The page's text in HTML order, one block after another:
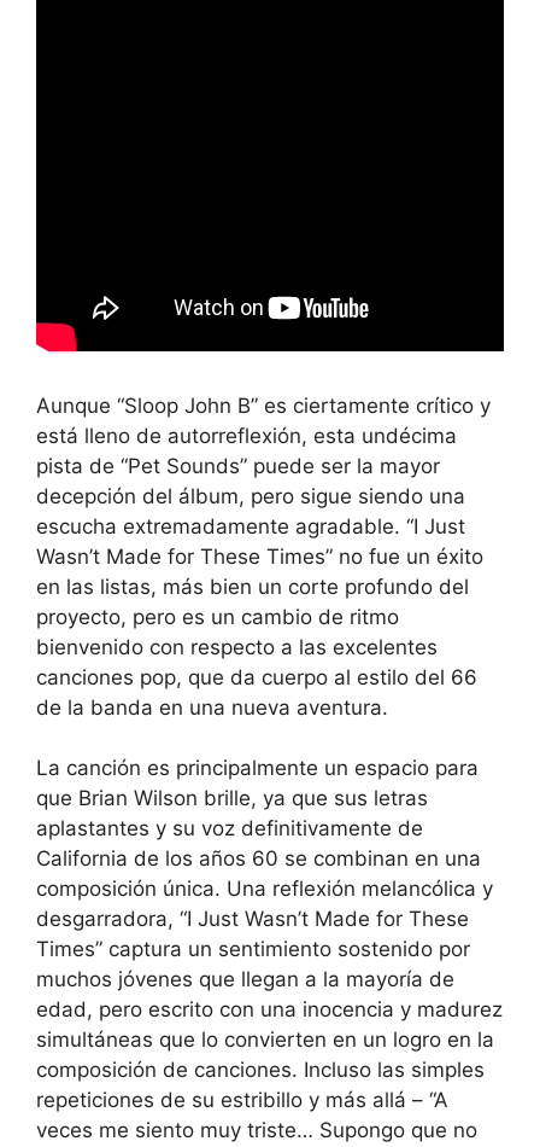
Aunque “Sloop John B” es ciertamente crítico y
está lleno de autorreflexión, esta undécima
pista de “Pet Sounds” puede ser la mayor
decepción del álbum, pero sigue siendo una
escucha extremadamente agradable. “I Just
Wasn’t Made for These Times” no fue un éxito
en las listas, más bien un corte profundo del
proyecto, pero es un cambio de ritmo
bienvenido con respecto a las excelentes
canciones pop, que da cuerpo al estilo del 66
de la banda en una nueva aventura.
La canción es principalmente un espacio para
que Brian Wilson brille, ya que sus letras
aplastantes y su voz definitivamente de
California de los años 60 se combinan en una
composición única. Una reflexión melancólica y
desgarradora, “I Just Wasn’t Made for These
Times” captura un sentimiento sostenido por
muchos jóvenes que llegan a la mayoría de
edad, pero escrito con una inocencia y madurez
simultáneas que lo convierten en un logro en la
composición de canciones. Incluso las simples
repeticiones de su estribillo y más allá – “A
veces me siento muy triste… Supongo que no